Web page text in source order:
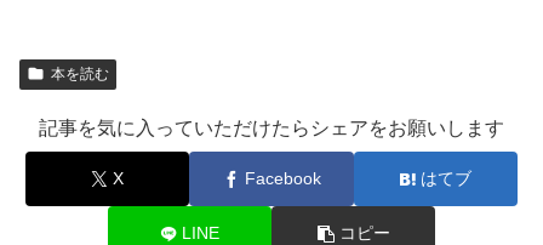
本を読む
記事を気に入っていただけたらシェアをお願いします
X Facebook はてブ
LINE コピー